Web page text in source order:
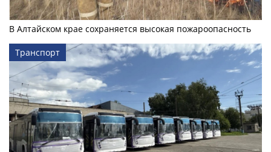
В Алтайском крае сохраняется высокая пожароопасность
Транспорт